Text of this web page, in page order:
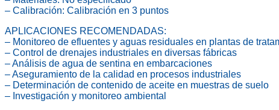
– Calibración: Calibración en 3 puntos
APLICACIONES RECOMENDADAS:
– Monitoreo de efluentes y aguas residuales en plantas de
– Control de drenajes industriales en diversas fábricas
– Análisis de agua de sentina en embarcaciones
– Aseguramiento de la calidad en procesos industriales
– Determinación de contenido de aceite en muestras de suelo
– Investigación y monitoreo ambiental